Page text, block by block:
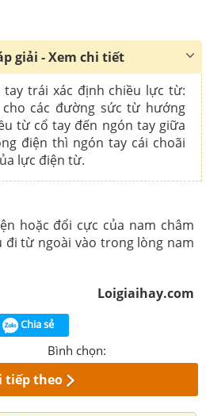
giải - Xem chi tiết
trái xác định chiều lực từ:
các đường sức từ hướng
từ cổ tay đến ngón tay giữa
điện thì ngón tay cái choãi
lực điện từ.
hoặc đổi cực của nam châm
từ ngoài vào trong lòng nam
Loigiaihay.com
Chia sẻ
Bình chọn:
tiếp theo